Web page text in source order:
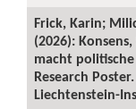
Frick, Karin;
(2026):
macht
Research
Liechtenstein-